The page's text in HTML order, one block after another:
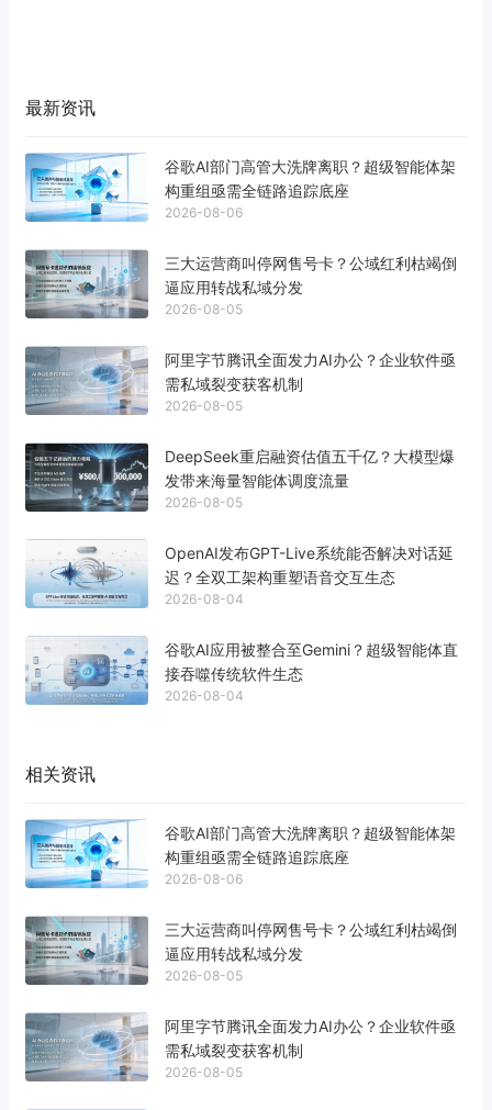
最新资讯
谷歌AI部门高管大洗牌离职？超级智能体架
构重组亟需全链路追踪底座
2026-08-06
三大运营商叫停网售号卡？公域红利枯竭倒
逼应用转战私域分发
2026-08-05
阿里字节腾讯全面发力AI办公？企业软件亟
需私域裂变获客机制
2026-08-05
DeepSeek重启融资估值五千亿？大模型爆
发带来海量智能体调度流量
2026-08-05
OpenAI发布GPT-Live系统能否解决对话延
迟？全双工架构重塑语音交互生态
2026-08-04
谷歌AI应用被整合至Gemini？超级智能体直
接吞噬传统软件生态
2026-08-04
相关资讯
谷歌AI部门高管大洗牌离职？超级智能体架
构重组亟需全链路追踪底座
2026-08-06
三大运营商叫停网售号卡？公域红利枯竭倒
逼应用转战私域分发
2026-08-05
阿里字节腾讯全面发力AI办公？企业软件亟
需私域裂变获客机制
2026-08-05